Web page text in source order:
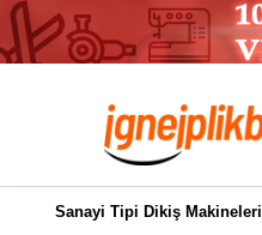
Sanayi Tipi Dikiş Makineleri